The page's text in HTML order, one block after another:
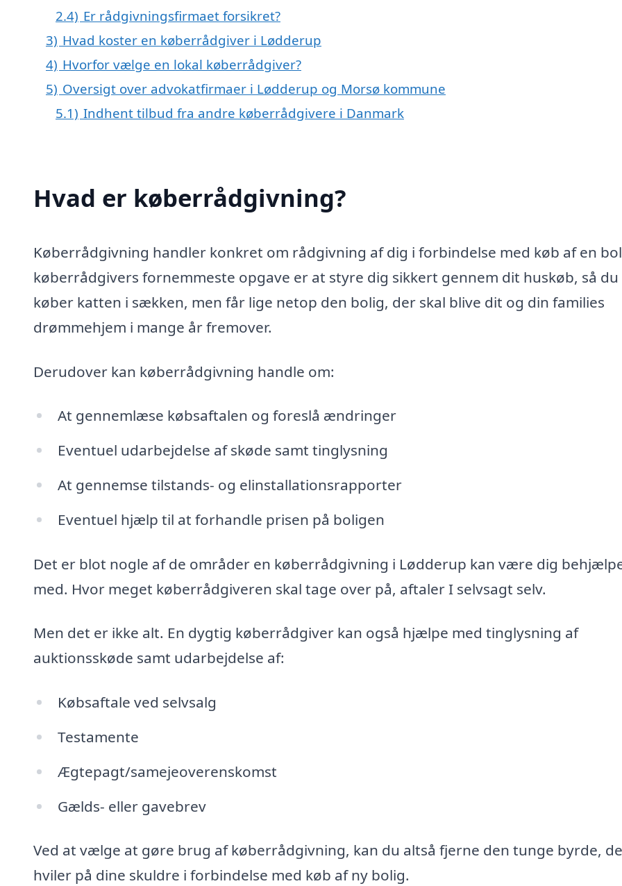
2.4) Er rådgivningsfirmaet forsikret?
3) Hvad koster en køberrådgiver i Lødderup
4) Hvorfor vælge en lokal køberrådgiver?
5) Oversigt over advokatfirmaer i Lødderup og Morsø kommune
5.1) Indhent tilbud fra andre køberrådgivere i Danmark
Hvad er køberrådgivning?
Køberrådgivning handler konkret om rådgivning af dig i forbindelse med køb af en
køberrådgivers fornemmeste opgave er at styre dig sikkert gennem dit huskøb, så du
køber katten i sækken, men får lige netop den bolig, der skal blive dit og din families
drømmehjem i mange år fremover.
Derudover kan køberrådgivning handle om:
At gennemlæse købsaftalen og foreslå ændringer
Eventuel udarbejdelse af skøde samt tinglysning
At gennemse tilstands- og elinstallationsrapporter
Eventuel hjælp til at forhandle prisen på boligen
Det er blot nogle af de områder en køberrådgivning i Lødderup kan være dig
med. Hvor meget køberrådgiveren skal tage over på, aftaler I selvsagt selv.
Men det er ikke alt. En dygtig køberrådgiver kan også hjælpe med tinglysning af
auktionsskøde samt udarbejdelse af:
Købsaftale ved selvsalg
Testamente
Ægtepagt/samejeoverenskomst
Gælds- eller gavebrev
Ved at vælge at gøre brug af køberrådgivning, kan du altså fjerne den tunge byrde,
hviler på dine skuldre i forbindelse med køb af ny bolig.